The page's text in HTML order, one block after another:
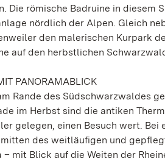
Die römische Badruine in diesem
nördlich der Alpen. Gleich
den malerischen Kurpark
auf den herbstlichen
PANORAMABLICK
Rande des Südschwarzwaldes
im Herbst sind die antiken
gelegen, einen Besuch wert.
des weitläufigen und
– mit Blick auf die Weiten der